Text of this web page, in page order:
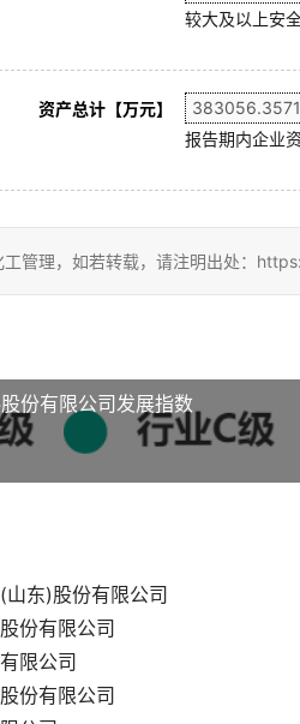
较大及以上安
资产总计【万元】
报告期内企业
工管理，如若转载，请注明出处：
份有限公司发展指数
东)股份有限公司
份有限公司
限公司
份有限公司